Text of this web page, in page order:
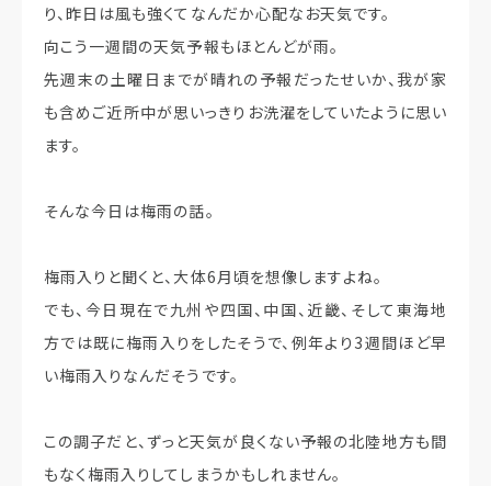
り、昨日は風も強くてなんだか心配なお天気です。
向こう一週間の天気予報もほとんどが雨。
先週末の土曜日までが晴れの予報だったせいか、我が家
も含めご近所中が思いっきりお洗濯をしていたように思い
ます。
そんな今日は梅雨の話。
梅雨入りと聞くと、大体6月頃を想像しますよね。
でも、今日現在で九州や四国、中国、近畿、そして東海地
方では既に梅雨入りをしたそうで、例年より3週間ほど早
い梅雨入りなんだそうです。
この調子だと、ずっと天気が良くない予報の北陸地方も間
もなく梅雨入りしてしまうかもしれません。